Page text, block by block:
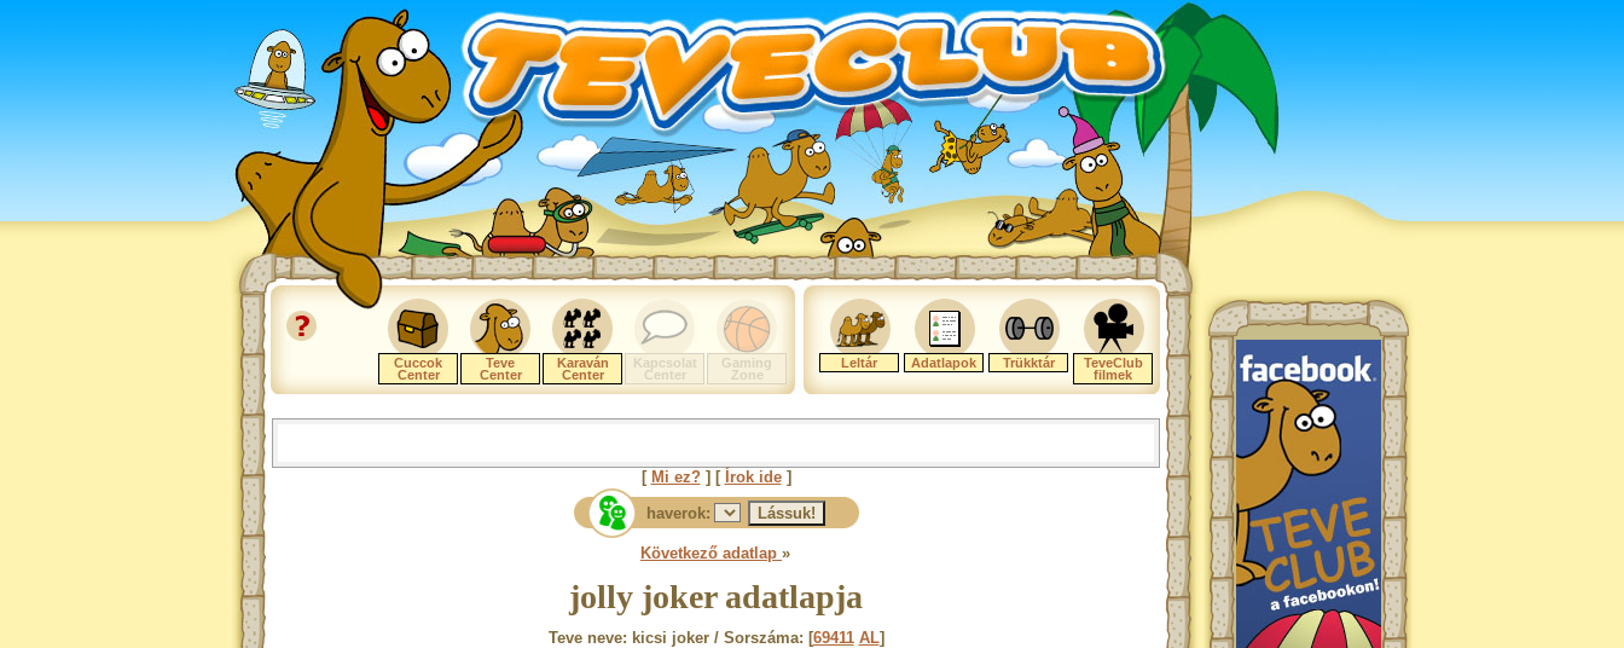
Cuccok
Center
Teve
Center
Karaván
Center
Kapcsolat
Center
Gaming
Zone
Leltár Adatlapok Trükktár
TeveClub
filmek
[ Mi ez?] [ Írok ide]
haverok:
Következő adatlap »
jolly joker adatlapja
Teve neve: kicsi joker / Sorszáma: [69411 AL]